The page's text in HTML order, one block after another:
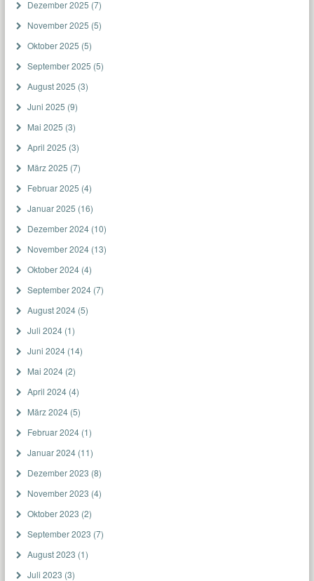
Dezember 2025 (7)
November 2025 (5)
Oktober 2025 (5)
September 2025 (5)
August 2025 (3)
Juni 2025 (9)
Mai 2025 (3)
April 2025 (3)
März 2025 (7)
Februar 2025 (4)
Januar 2025 (16)
Dezember 2024(10)
November 2024(13)
Oktober 2024(4)
September 2024(7)
August 2024(5)
Juli 2024(1)
Juni 2024(14)
Mai 2024(2)
April 2024(4)
März 2024(5)
Februar 2024(1)
Januar 2024(11)
Dezember 2023 (8)
November 2023 (4)
Oktober 2023 (2)
September 2023 (7)
August 2023 (1)
Juli 2023 (3)